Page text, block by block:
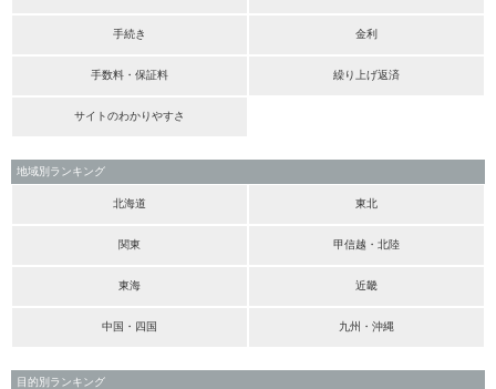
手続き 金利
手数料・保証料 繰り上げ返済
サイトのわかりやすさ
地域別ランキング
北海道 東北
関東 甲信越・北陸
東海 近畿
中国・四国 九州・沖縄
目的別ランキング